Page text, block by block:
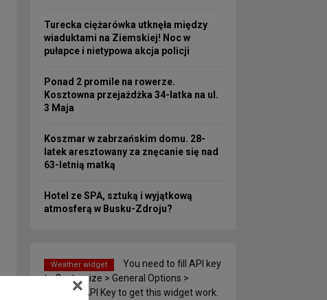
Turecka ciężarówka utknęła między
wiaduktami na Ziemskiej! Noc w
pułapce i nietypowa akcja policji
Ponad 2 promile na rowerze.
Kosztowna przejażdżka 34-latka na ul.
3 Maja
Koszmar w zabrzańskim domu. 28-
latek aresztowany za znęcanie się nad
63-letnią matką
Hotel ze SPA, sztuką i wyjątkową
atmosferą w Busku-Zdroju?
Weather widget
You need to fill API key
to Customize > General Options >
Weather API Key to get this widget work.
×